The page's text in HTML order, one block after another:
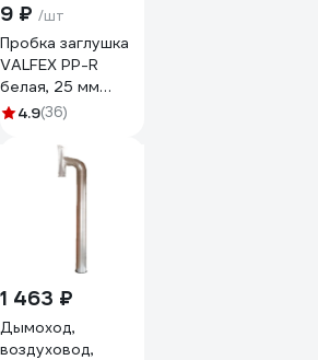
9 ₽ /шт
Пробка заглушка
VALFEX PP-R
белая, 25 мм
10162025 127-
4.9(36)
1 463 ₽
Дымоход,
воздуховод,